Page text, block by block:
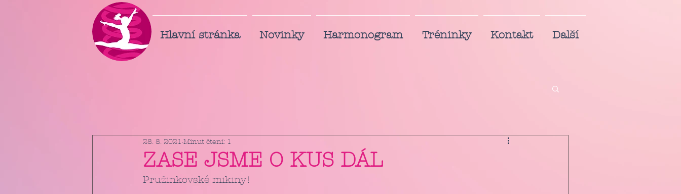
Hlavní stránka Novinky Harmonogram Tréninky Kontakt Další
ZASE JSME O KUS DÁL
28. 8. 2021 Minut čtení: 1
Pružinkovské mikiny!